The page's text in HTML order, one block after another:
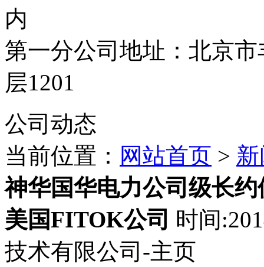
内
第一分公司地址：北京
层1201
公司动态
当前位置： 网站首页 >
神华国华电力公司级长
美国FITOK公司 时间
技术有限公司-主页